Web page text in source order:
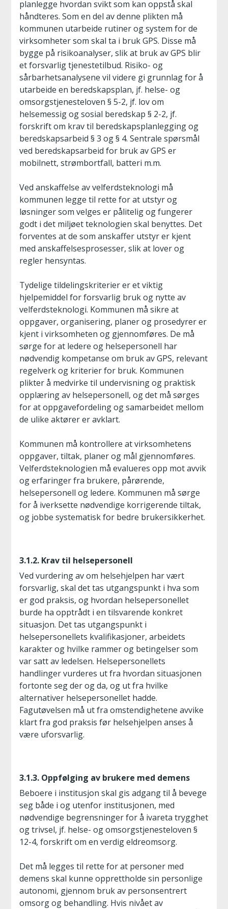
planlegge hvordan svikt som kan oppstå skal
håndteres. Som en del av denne plikten må
kommunen utarbeide rutiner og system for de
virksomheter som skal ta i bruk GPS. Disse må
bygge på risikoanalyser, slik at bruk av GPS blir
et forsvarlig tjenestetilbud. Risiko- og
sårbarhetsanalysene vil videre gi grunnlag for å
utarbeide en beredskapsplan, jf. helse- og
omsorgstjenesteloven § 5-2, jf. lov om
helsemessig og sosial beredskap § 2-2, jf.
forskrift om krav til beredskapsplanlegging og
beredskapsarbeid § 3 og § 4. Sentrale spørsmål
ved beredskapsarbeid for bruk av GPS er
mobilnett, strømbortfall, batteri m.m.
Ved anskaffelse av velferdsteknologi må
kommunen legge til rette for at utstyr og
løsninger som velges er pålitelig og fungerer
godt i det miljøet teknologien skal benyttes. Det
forventes at de som anskaffer utstyr er kjent
med anskaffelsesprosesser, slik at lover og
regler hensyntas.
Tydelige tildelingskriterier er et viktig
hjelpemiddel for forsvarlig bruk og nytte av
velferdsteknologi. Kommunen må sikre at
oppgaver, organisering, planer og prosedyrer er
kjent i virksomheten og gjennomføres. De må
sørge for at ledere og helsepersonell har
nødvendig kompetanse om bruk av GPS, relevant
regelverk og kriterier for bruk. Kommunen
plikter å medvirke til undervisning og praktisk
opplæring av helsepersonell, og det må sørges
for at oppgavefordeling og samarbeidet mellom
de ulike aktører er avklart.
Kommunen må kontrollere at virksomhetens
oppgaver, tiltak, planer og mål gjennomføres.
Velferdsteknologien må evalueres opp mot avvik
og erfaringer fra brukere, pårørende,
helsepersonell og ledere. Kommunen må sørge
for å iverksette nødvendige korrigerende tiltak,
og jobbe systematisk for bedre brukersikkerhet.
3.1.2. Krav til helsepersonell
Ved vurdering av om helsehjelpen har vært
forsvarlig, skal det tas utgangspunkt i hva som
er god praksis, og hvordan helsepersonellet
burde ha opptrådt i en tilsvarende konkret
situasjon. Det tas utgangspunkt i
helsepersonellets kvalifikasjoner, arbeidets
karakter og hvilke rammer og betingelser som
var satt av ledelsen. Helsepersonellets
handlinger vurderes ut fra hvordan situasjonen
fortonte seg der og da, og ut fra hvilke
alternativer helsepersonellet hadde.
Fagutøvelsen må ut fra omstendighetene avvike
klart fra god praksis før helsehjelpen anses å
være uforsvarlig.
3.1.3. Oppfølging av brukere med demens
Beboere i institusjon skal gis adgang til å bevege
seg både i og utenfor institusjonen, med
nødvendige begrensninger for å ivareta trygghet
og trivsel, jf. helse- og omsorgstjenesteloven §
12-4, forskrift om en verdig eldreomsorg.
Det må legges til rette for at personer med
demens skal kunne opprettholde sin personlige
autonomi, gjennom bruk av personsentrert
omsorg og behandling. Hvis nivået av